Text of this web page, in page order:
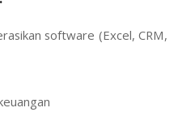
software (Excel, CRM,